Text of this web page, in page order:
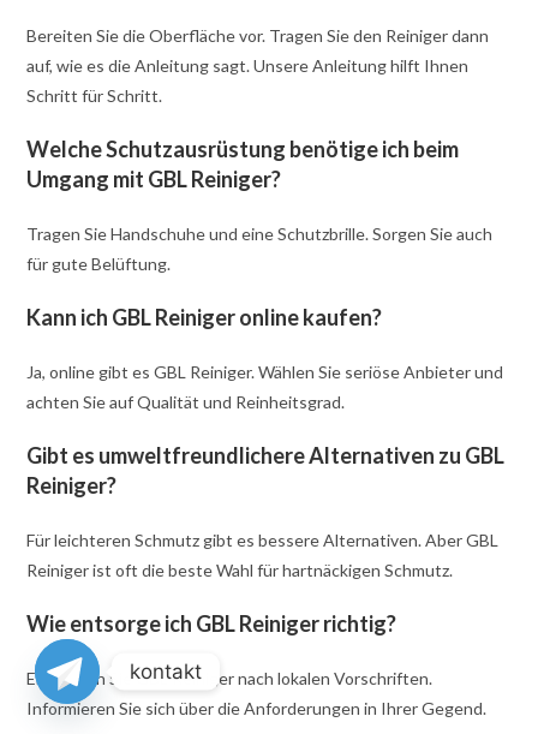
Bereiten Sie die Oberfläche vor. Tragen Sie den Reiniger dann
auf, wie es die Anleitung sagt. Unsere Anleitung hilft Ihnen
Schritt für Schritt.
Welche Schutzausrüstung benötige ich beim
Umgang mit GBL Reiniger?
Tragen Sie Handschuhe und eine Schutzbrille. Sorgen Sie auch
für gute Belüftung.
Kann ich GBL Reiniger online kaufen?
Ja, online gibt es GBL Reiniger. Wählen Sie seriöse Anbieter und
achten Sie auf Qualität und Reinheitsgrad.
Gibt es umweltfreundlichere Alternativen zu GBL
Reiniger?
Für leichteren Schmutz gibt es bessere Alternativen. Aber GBL
Reiniger ist oft die beste Wahl für hartnäckigen Schmutz.
Wie entsorge ich GBL Reiniger richtig?
Entsorgen Sie GBL Reiniger nach lokalen Vorschriften.
Informieren Sie sich über die Anforderungen in Ihrer Gegend.
kontakt